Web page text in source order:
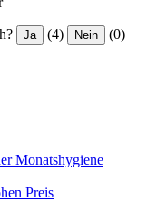
Ja (4) Nein (0)
Monatshygiene
Preis